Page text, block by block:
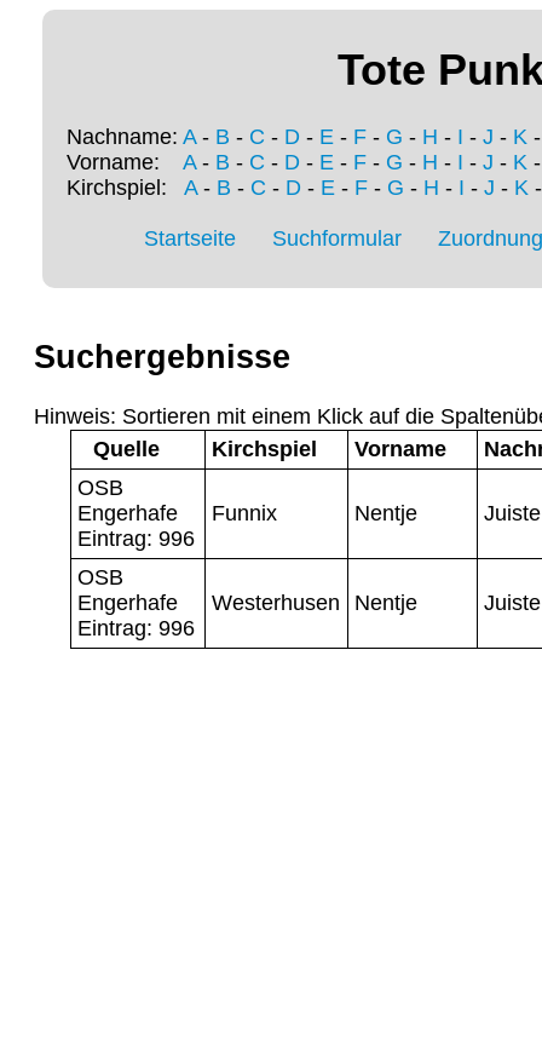
Tote
Nachname: A- B - C - D - E - F - G - H - I - J - K
Vorname: A- B - C - D - E - F - G - H - I - J - K
Kirchspiel: A- B - C - D- E- F- G - H - I - J - K
Startseite Suchformular
Suchergebnisse
Hinweis: Sortieren mit einem Klick auf die
Quelle
Kirchspiel Vorname
OSB
Engerhafe
Eintrag: 996
Funnix Nentje
OSB
Engerhafe
Eintrag: 996
Westerhusen Nentje